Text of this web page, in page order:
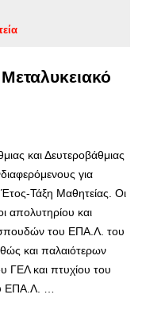
και Δευτεροβάθμιας
για
Τάξη Μαθητείας. Οι
απολυτηρίου και
σπουδών του ΕΠΑ.Λ. του
και παλαιότερων
ΓΕΛ και πτυχίου του
ΕΠΑ.Λ. …